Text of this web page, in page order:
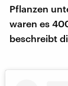
Pflanzen
waren es
beschreibt